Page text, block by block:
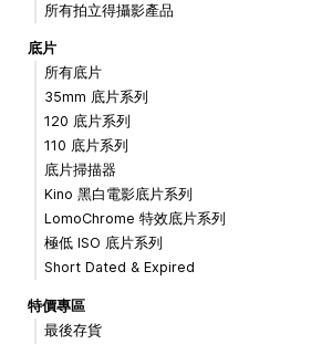
所有拍立得攝影產品
底片
所有底片
35mm 底片系列
120 底片系列
110 底片系列
底片掃描器
Kino 黑白電影底片系列
LomoChrome 特效底片系列
極低 ISO 底片系列
Short Dated & Expired
特價專區
最後存貨